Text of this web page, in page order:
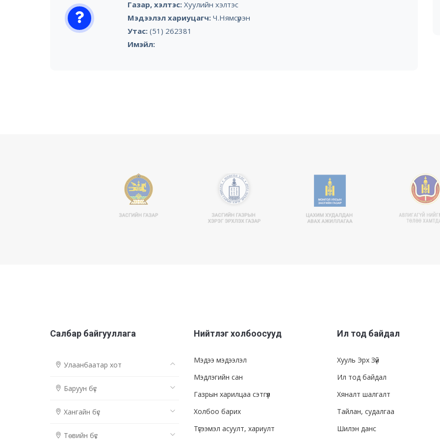
Газар, хэлтэс: Хуулийн хэлтэс
Мэдээлэл хариуцагч: Ч.Нямсүрэн
Утас: (51) 262381
Имэйл:
Салбар байгууллага
Улаанбаатар хот
Баруун бүс
Хангайн бүс
Төвийн бүс
Нийтлэг холбоосууд
Мэдээ мэдээлэл
Мэдлэгийн сан
Газрын харилцаа сэтгүүл
Холбоо барих
Түгээмэл асуулт, хариулт
Ил тод байдал
Хууль Эрх Зүй
Ил тод байдал
Хяналт шалгалт
Тайлан, судалгаа
Шилэн данс